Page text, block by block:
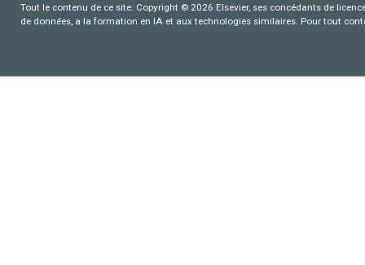
Tout le contenu de ce site: Copyright © 2026 Elsevier, ses concédants de
de données, a la formation en IA et aux technologies similaires. Pour tout